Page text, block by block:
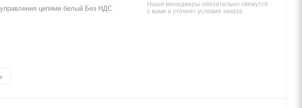
цепями белый Без НДС
Наши менеджеры обязательно свяжутся
с вами и уточнят условия заказа